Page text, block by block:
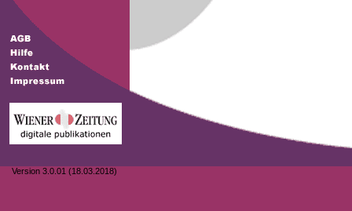
Version 3.0.01 (18.03.2018)